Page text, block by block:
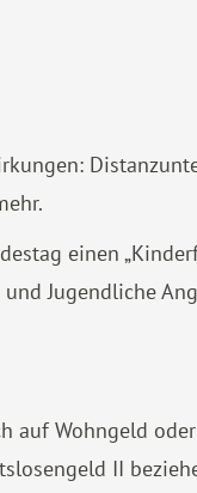
einen
Jugendliche
Wohngeld
II